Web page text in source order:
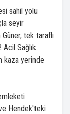
sahil yolu
seyir
tek taraflı
Acil Sağlık
kaza yerinde
Hendek'teki